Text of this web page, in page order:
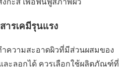
งกะสี เพื่อฟื้นฟูสภาพผิว
ารเคมีรุนแรง
ความสะอาดผิวที่มีส่วนผสมของ
ละลอกได้ ควรเลือกใช้ผลิตภัณฑ์ที่